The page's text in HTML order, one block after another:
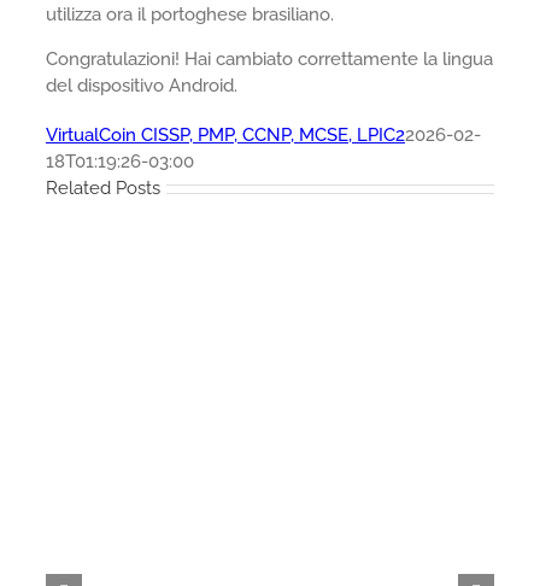
utilizza ora il portoghese brasiliano.
Congratulazioni! Hai cambiato correttamente la lingua
del dispositivo Android.
VirtualCoin CISSP, PMP, CCNP, MCSE, LPIC22026-02-
18T01:19:26-03:00
Related Posts